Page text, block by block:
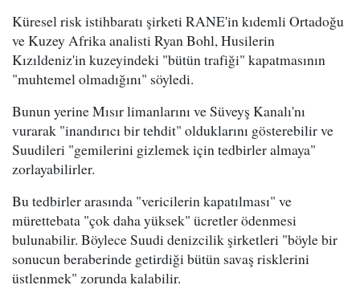
Küresel risk istihbaratı şirketi RANE'in kıdemli Ortadoğu
ve Kuzey Afrika analisti Ryan Bohl, Husilerin
Kızıldeniz'in kuzeyindeki "bütün trafiği" kapatmasının
"muhtemel olmadığını" söyledi.
Bunun yerine Mısır limanlarını ve Süveyş Kanalı'nı
vurarak "inandırıcı bir tehdit" olduklarını gösterebilir ve
Suudileri "gemilerini gizlemek için tedbirler almaya"
zorlayabilirler.
Bu tedbirler arasında "vericilerin kapatılması" ve
mürettebata "çok daha yüksek" ücretler ödenmesi
bulunabilir. Böylece Suudi denizcilik şirketleri "böyle bir
sonucun beraberinde getirdiği bütün savaş risklerini
üstlenmek" zorunda kalabilir.